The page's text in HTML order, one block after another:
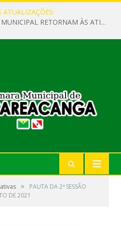
ATUALIZAÇÕES:
SERVIDORES DA CÂMARA MUNICIPAL RETORNAM ÀS ATIVIDADES APÓS O RECESSO PARLAMENTAR
»
PAUTA DA 2ª SESSÃO
DE 2021